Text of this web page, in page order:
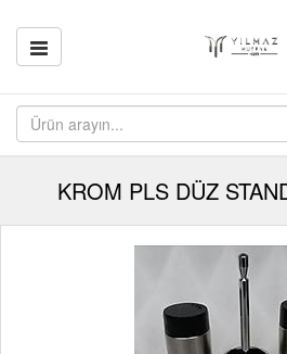
KROM PLS DÜZ